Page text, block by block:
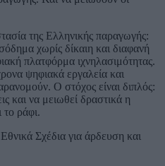
της Ελληνικής παραγωγής:
χωρίς δίκαιη και διαφανή
πλατφόρμα ιχνηλασιμότητας.
ψηφιακά εργαλεία και
Ο στόχος είναι διπλός:
και να μειωθεί δραστικά η
ράφι.
Σχέδια για άρδευση και